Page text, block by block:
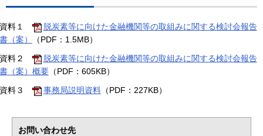
料１
脱炭素等に向けた金融機関等の取組みに関する検討会報告
（案）
（PDF：1.5MB）
料２
脱炭素等に向けた金融機関等の取組みに関する検討会報告
（案）概要（PDF：605KB）
料３
事務局説明資料（PDF：227KB）
お問い合わせ先